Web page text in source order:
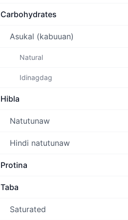
Carbohydrates
Asukal (kabuuan)
Natural
Idinagdag
Hibla
Natutunaw
Hindi natutunaw
Protina
Taba
Saturated